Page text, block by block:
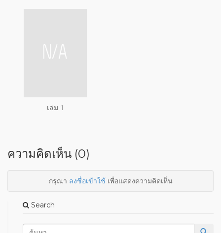
เล่ม 1
ความคิดเห็น (0)
กรุณา ลงชื่อเข้าใช้เพื่อแสดงความคิดเห็น
Search